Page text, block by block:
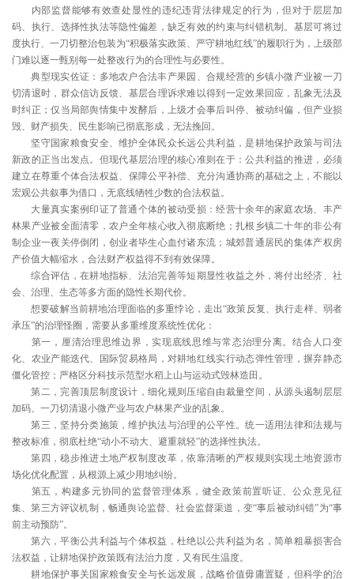
内部监督能够有效查处显性的违纪违背法律规定的行为，但对于层层加
码、执行、选择性执法等隐性偏差，缺乏有效的约束与纠错机制。基层可将过
度执行、一刀切整治包装为“积极落实政策、严守耕地红线”的履职行为，上级部
门难以逐一甄别每一处整改行为的合理性与必要性。
典型现实佐证：多地农户合法丰产果园、合规经营的乡镇小微产业被一刀
切清退时，群众信访反馈、基层合理诉求难以得到一定效果回应，乱象无法及
时纠正；仅当局部舆情集中发酵后，上级才会事后叫停、被动纠偏，但产业损
毁、财产损失、民生影响已彻底形成，无法挽回。
坚守国家粮食安全、维护全体民众长远公共利益，是耕地保护政策与司法
新政的正当出发点。但现代基层治理的核心准则在于：公共利益的推进，必须
建立在尊重个体合法权益、保障公平补偿、充分沟通协商的基础之上，不能以
宏观公共叙事为借口，无底线牺牲少数的合法权益。
大量真实案例印证了普通个体的被动受损：经营十余年的家庭农场、丰产
林果产业被全面清零，农户全年核心收入彻底断绝；扎根乡镇二十年的非公有
制企业一夜关停倒闭，创业者毕生心血付诸东流；城郊普通居民的集体产权房
产价值大幅缩水，合法财产权益得不到有效保障。
综合评估，在耕地指标、法治完善等短期显性收益之外，将付出经济、社
会、治理、生态等多方面的隐性长期代价。
想要破解当前耕地治理面临的多重悖论，走出“政策反复、执行走样、弱者
承压”的治理怪圈，需要从多重维度系统性优化：
第一，厘清治理思维边界，实现底线思维与常态治理分离。结合人口变
化、农业产能迭代、国际贸易格局，对耕地红线实行动态弹性管理，摒弃静态
僵化管控；严格区分科技示范型水稻上山与运动式毁林造田。
第二，完善顶层制度设计，细化规则压缩自由裁量空间，从源头遏制层层
加码、一刀切清退小微产业与农户林果产业的乱象。
第三，坚持分类施策，维护执法与治理的公平性。统一适用法律和法规与
整改标准，彻底杜绝“动小不动大、避重就轻”的选择性执法。
第四，稳步推进土地产权制度改革，依靠清晰的产权规则实现土地资源市
场化优化配置，从根源上减少用地纠纷。
第五，构建多元协同的监督管理体系，健全政策前置听证、公众意见征
集、第三方评议机制，畅通舆论监督、社会监督渠道，变“事后被动纠错”为“事
前主动预防”。
第六，平衡公共利益与个体权益，杜绝以公共利益为名，简单粗暴损害合
法权益，让耕地保护政策既有法治力度，又有民生温度。
耕地保护事关国家粮食安全与长远发展，战略价值毋庸置疑，但科学的治